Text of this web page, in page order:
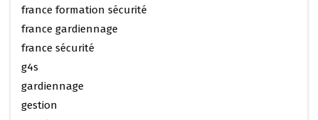
france formation sécurité
france gardiennage
france sécurité
g4s
gardiennage
gestion